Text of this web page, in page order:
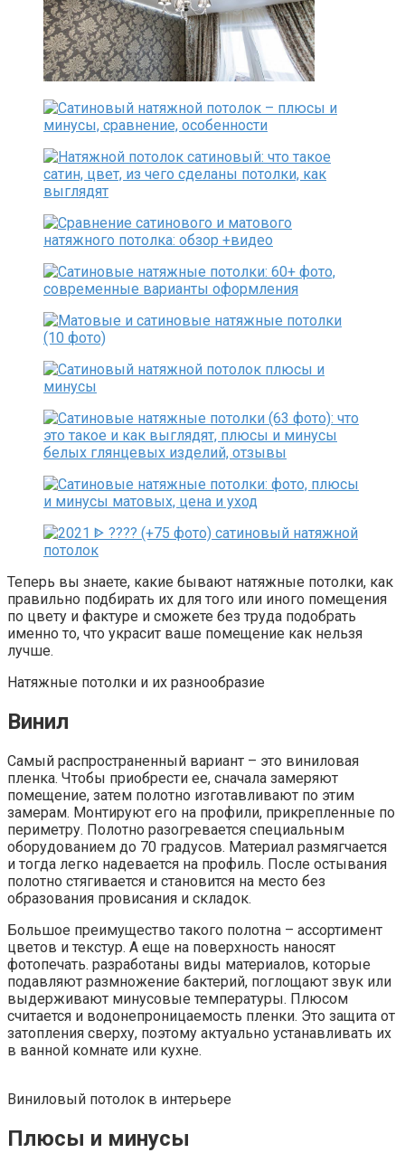
Теперь вы знаете, какие бывают натяжные потолки, как
правильно подбирать их для того или иного помещения
по цвету и фактуре и сможете без труда подобрать
именно то, что украсит ваше помещение как нельзя
лучше.
Натяжные потолки и их разнообразие
Винил
Самый распространенный вариант – это виниловая
пленка. Чтобы приобрести ее, сначала замеряют
помещение, затем полотно изготавливают по этим
замерам. Монтируют его на профили, прикрепленные по
периметру. Полотно разогревается специальным
оборудованием до 70 градусов. Материал размягчается
и тогда легко надевается на профиль. После остывания
полотно стягивается и становится на место без
образования провисания и складок.
Большое преимущество такого полотна – ассортимент
цветов и текстур. А еще на поверхность наносят
фотопечать. разработаны виды материалов, которые
подавляют размножение бактерий, поглощают звук или
выдерживают минусовые температуры. Плюсом
считается и водонепроницаемость пленки. Это защита от
затопления сверху, поэтому актуально устанавливать их
в ванной комнате или кухне.
Виниловый потолок в интерьере
Плюсы и минусы